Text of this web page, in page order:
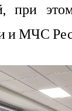
при
и МЧС